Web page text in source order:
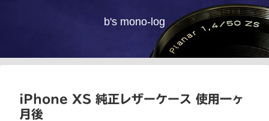
b's mono-log
iPhone XS 純正レザーケース 使用一ヶ
月後